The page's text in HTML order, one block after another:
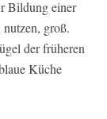
Bildung einer
groß.
der früheren
Küche